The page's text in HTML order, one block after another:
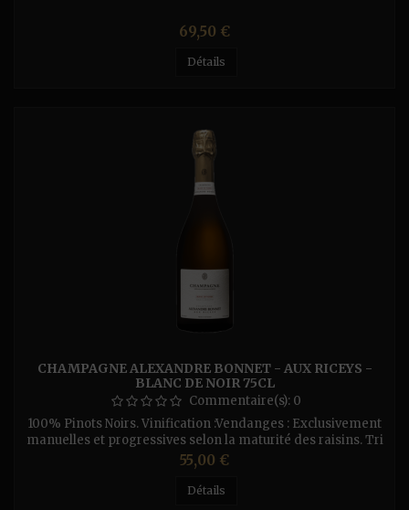
Prix
69,50 €
Détails
CHAMPAGNE ALEXANDRE BONNET - AUX RICEYS -
BLANC DE NOIR 75CL
Commentaire(s): 0
100% Pinots Noirs. Vinification :Vendanges : Exclusivement
manuelles et progressives selon la maturité des raisins. Tri
à la vigne. Convoyage immédiat en caisses
ajourées.Cépages : Sélections clonales et massales de Pinots
Noirs Champenois, Bourguignons et propres au Domaine,
Prix
55,00 €
Détails